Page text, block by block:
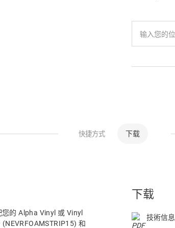
快捷方式 下载
的 Alpha Vinyl 或 Vinyl
和
下载
技術信息